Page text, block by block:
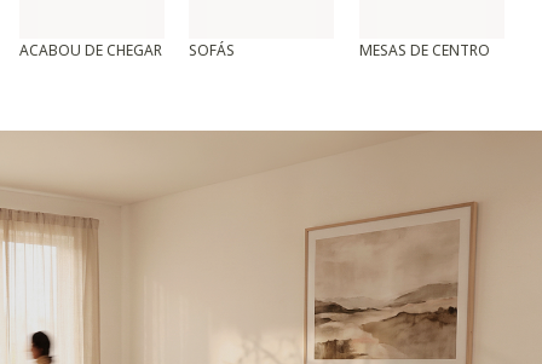
ACABOU DE CHEGAR SOFÁS MESAS DE CENTRO